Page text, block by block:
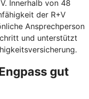
Innerhalb von 48
der R+V
Ansprechperson
und unterstützt
gut